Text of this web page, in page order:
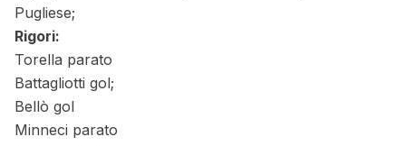
Pugliese;
Rigori:
Torella parato
Battagliotti gol;
Bellò gol
Minneci parato